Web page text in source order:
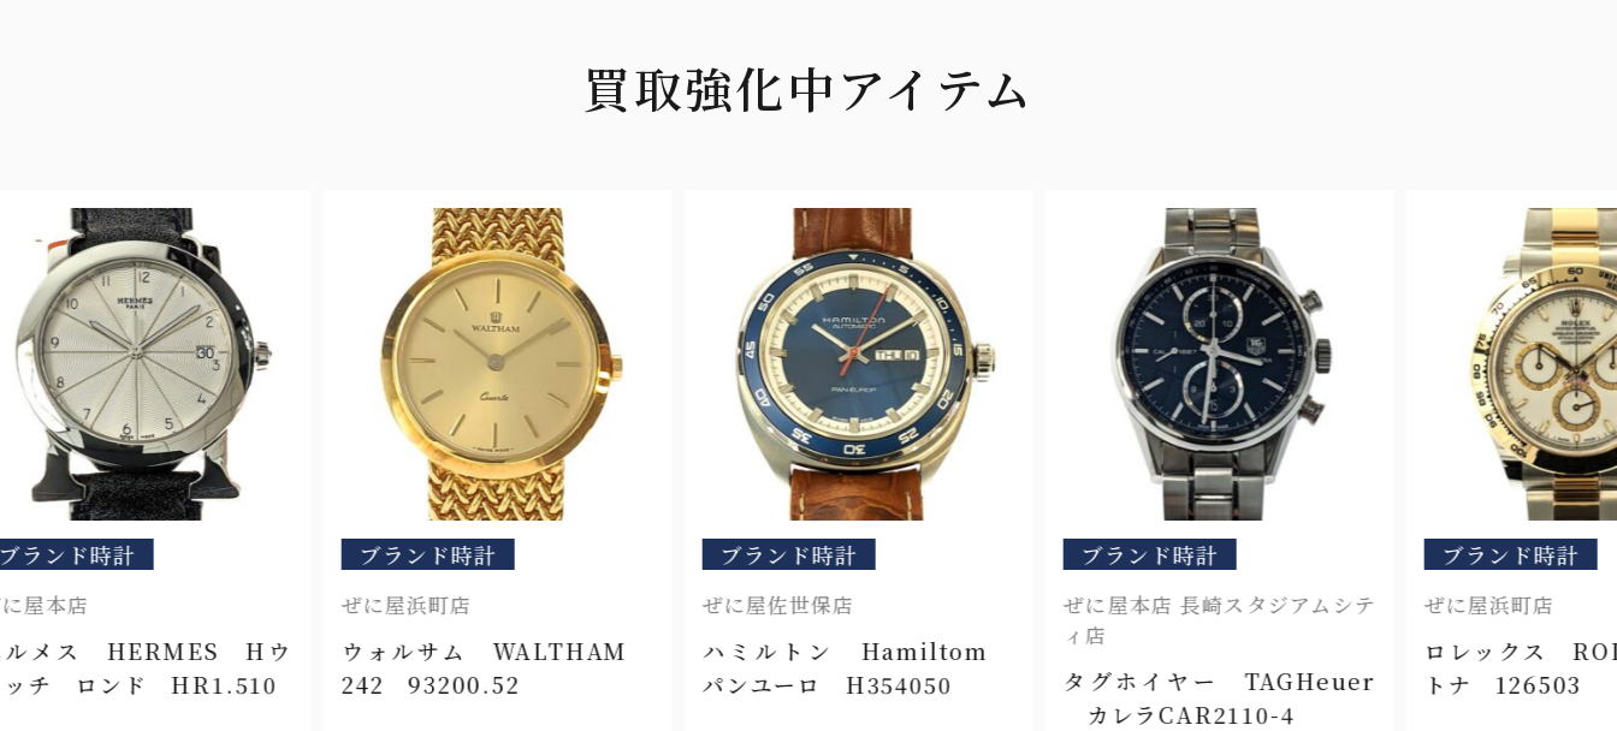
買取強化中アイテム
ド時計
店
ス HERMES Hウ
ロンド HR1.510
ブランド時計
ぜに屋浜町店
ウォルサム WALTHAM
242 93200.52
ブランド時計
ぜに屋佐世保店
ハミルトン Hamiltom
パンユーロ H354050
ブランド時計
ぜに屋本店 長崎スタジアムシテ
タグホイヤー TAGHeuer
カレラCAR2110-4
ブランド時計
ぜに屋浜町店
ロレックス
トナ 126503